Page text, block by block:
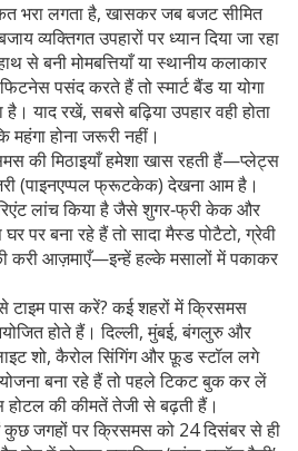
भरा लगता है, खासकर जब बजट सीमित
व्यक्तिगत उपहारों पर ध्यान दिया जा रहा
से बनी मोमबत्तियाँ या स्थानीय कलाकार
पसंद करते हैं तो स्मार्ट बैंड या योगा
याद रखें, सबसे बढ़िया उपहार वही होता
महंगा होना जरूरी नहीं।
की मिठाइयाँ हमेशा खास रहती हैं—प्लेट्स
(पाइनएप्पल फ्रूटकेक) देखना आम है।
लांच किया है जैसे शुगर‑फ्री केक और
पर बना रहे हैं तो सादा मैस्ड पोटैटो, ग्रेवी
करी आज़माएँ—इन्हें हल्के मसालों में पकाकर
टाइम पास करें? कई शहरों में क्रिसमस
होते हैं। दिल्ली, मुंबई, बंगलुरु और
शो, कैरोल सिंगिंग और फ़ूड स्टॉल लगे
बना रहे हैं तो पहले टिकट बुक कर लें
की कीमतें तेजी से बढ़ती हैं।
कुछ जगहों पर क्रिसमस को 24 दिसंबर से ही